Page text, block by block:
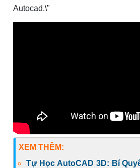
Autocad.\"
XEM THÊM:
Tự Học AutoCAD 3D: Bí